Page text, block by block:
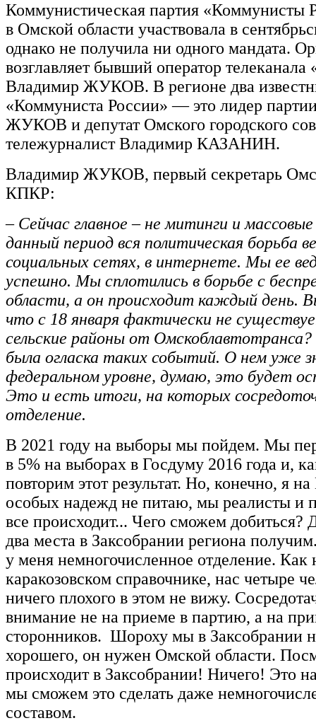
Коммунистическая партия «Коммунисты
в Омской области участвовала в
однако не получила ни одного мандата.
возглавляет бывший оператор
Владимир ЖУКОВ. В регионе два
«Коммуниста России» — это лидер
ЖУКОВ и депутат Омского городского
тележурналист Владимир КАЗАНИН.
Владимир ЖУКОВ, первый секретарь
КПКР:
– Сейчас главное – не митинги и массовые
данный период вся политическая борьба
социальных сетях, в интернете. Мы ее
успешно. Мы сплотились в борьбе с
области, а он происходит каждый день.
что с 18 января фактически не
сельские районы от
была огласка таких событий. О нем уже
федеральном уровне, думаю, это будет
Это и есть итоги, на которых
отделение.
В 2021 году на выборы мы пойдем. Мы
в 5% на выборах в Госдуму 2016 года и,
повторим этот результат. Но, конечно, я
особых надежд не питаю, мы реалисты и
все происходит... Чего сможем
два места в Заксобрании региона
у меня немногочисленное отделение. Как
каракозовском справочнике, нас четыре
ничего плохого в этом не вижу.
внимание не на приеме в партию, а на
сторонников. Шороху мы в Заксобрании
хорошего, он нужен Омской области.
происходит в Заксобрании! Ничего! Это
мы сможем это сделать даже
составом.